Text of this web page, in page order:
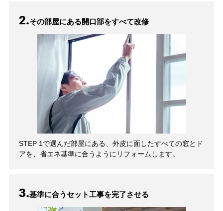
2.その部屋にある開口部をすべて改修
STEP 1で選んだ部屋にある、外皮に面したすべての窓とド
アを、省エネ基準に合うようにリフォームします。
3.基準に合うセット工事を完了させる